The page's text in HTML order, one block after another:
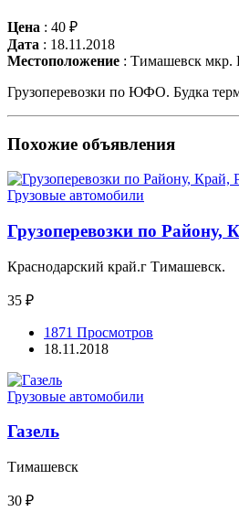
Цена : 40 ₽
Дата : 18.11.2018
Местоположение : Тимашевск мкр.
Грузоперевозки по ЮФО. Будка
Похожие объявления
Грузовые автомобили
Грузоперевозки по Району,
Краснодарский край.г Тимашевск.
35 ₽
1871 Просмотров
18.11.2018
Грузовые автомобили
Газель
Тимашевск
30 ₽